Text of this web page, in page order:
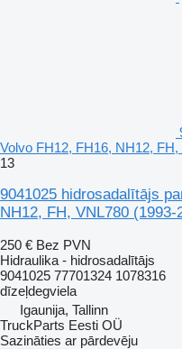
Volvo FH12, FH16, NH12,
13
9041025 hidrosadalītājs
NH12, FH, VNL780
250 € Bez PVN
Hidraulika - hidrosadalītājs
9041025 77701324 1078316
dīzeļdegviela
Igaunija, Tallinn
TruckParts Eesti OÜ
Sazināties ar pārdevēju